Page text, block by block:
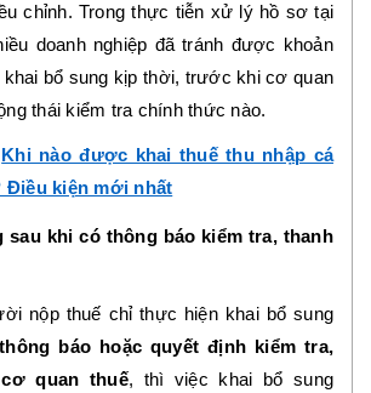
chỉnh. Trong thực tiễn xử lý hồ sơ tại
doanh nghiệp đã tránh được khoản
bổ sung kịp thời, trước khi cơ quan
thái kiểm tra chính thức nào.
Khi nào được khai thuế thu nhập cá
Điều kiện mới nhất
sau khi có thông báo kiểm tra, thanh
nộp thuế chỉ thực hiện khai bổ sung
báo hoặc quyết định kiểm tra,
quan thuế, thì việc khai bổ sung